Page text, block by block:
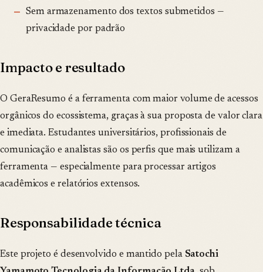
Sem armazenamento dos textos submetidos —
privacidade por padrão
Impacto e resultado
O GeraResumo é a ferramenta com maior volume de acessos
orgânicos do ecossistema, graças à sua proposta de valor clara
e imediata. Estudantes universitários, profissionais de
comunicação e analistas são os perfis que mais utilizam a
ferramenta — especialmente para processar artigos
acadêmicos e relatórios extensos.
Responsabilidade técnica
Este projeto é desenvolvido e mantido pela Satochi